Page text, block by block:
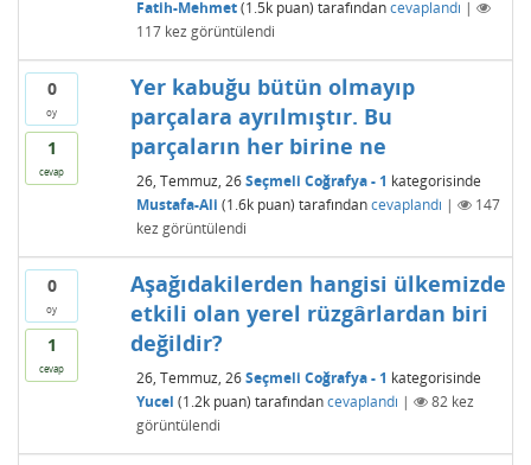
Fatih-Mehmet (1.5kpuan) tarafından cevaplandı |
117kez görüntülendi
0
oy
1
cevap
Yer kabuğu bütün olmayıp
parçalara ayrılmıştır. Bu
parçaların her birine ne
26, Temmuz, 26 Seçmeli Coğrafya - 1 kategorisinde
Mustafa-Ali (1.6kpuan) tarafından cevaplandı |
147
kez görüntülendi
0
oy
1
cevap
Aşağıdakilerden hangisi ülkemizde
etkili olan yerel rüzgârlardan biri
değildir?
26, Temmuz, 26 Seçmeli Coğrafya - 1 kategorisinde
Yucel (1.2kpuan) tarafından cevaplandı | 82kez
görüntülendi